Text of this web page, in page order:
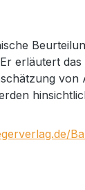
erläutert
von